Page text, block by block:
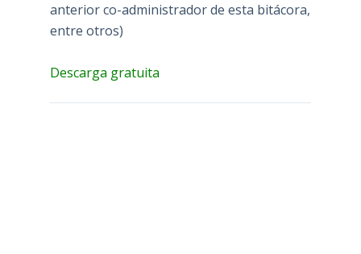
anterior co-administrador de esta bitácora,
entre otros)
Descarga gratuita